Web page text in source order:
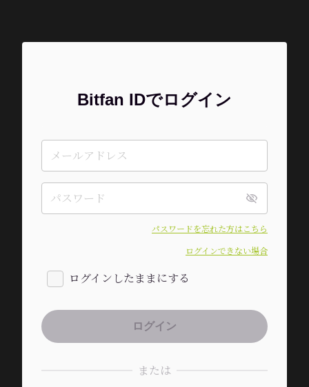
Bitfan IDでログイン
パスワードを忘れた方はこちら
ログインできない場合
ログインしたままにする
または